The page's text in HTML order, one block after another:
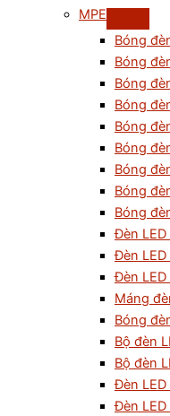
MPE
Bóng
Bóng
Bóng
Bóng
Bóng
Bóng
Bóng
Bóng
Bóng
Đèn
Đèn
Đèn
Máng
Bóng
Bộ đèn
Bộ đèn
Đèn
Đèn